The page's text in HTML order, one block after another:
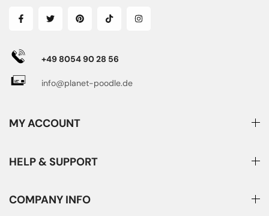
+49 8054 90 28 56
info@planet-poodle.de
MY ACCOUNT
HELP & SUPPORT
COMPANY INFO